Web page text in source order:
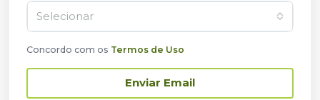
Selecionar
Concordo com os Termos de Uso
Enviar Email